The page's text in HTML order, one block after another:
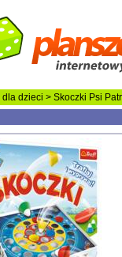
dla dzieci > Skoczki Psi